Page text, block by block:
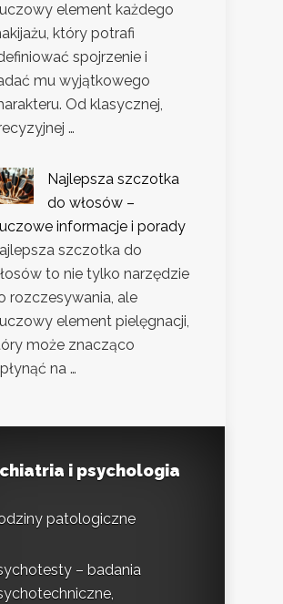
element każdego
który potrafi
spojrzenie i
mu wyjątkowego
Od klasycznej,
…
Najlepsza szczotka
do włosów –
informacje i porady
szczotka do
to nie tylko narzędzie
rozczesywania, ale
element pielęgnacji,
może znacząco
na …
i psychologia
patologiczne
– badania